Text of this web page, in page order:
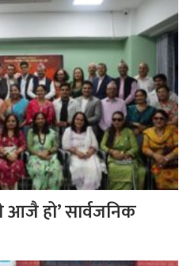
आजै हो’ सार्वजनिक